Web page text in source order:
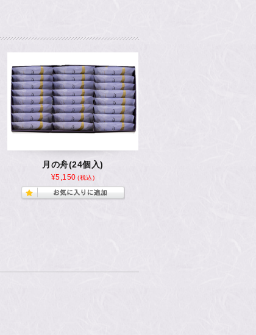
月の舟(24個入)
¥5,150 (税込)